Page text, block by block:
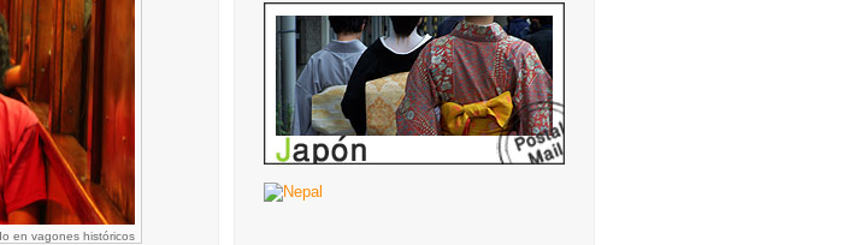
en vagones históricos